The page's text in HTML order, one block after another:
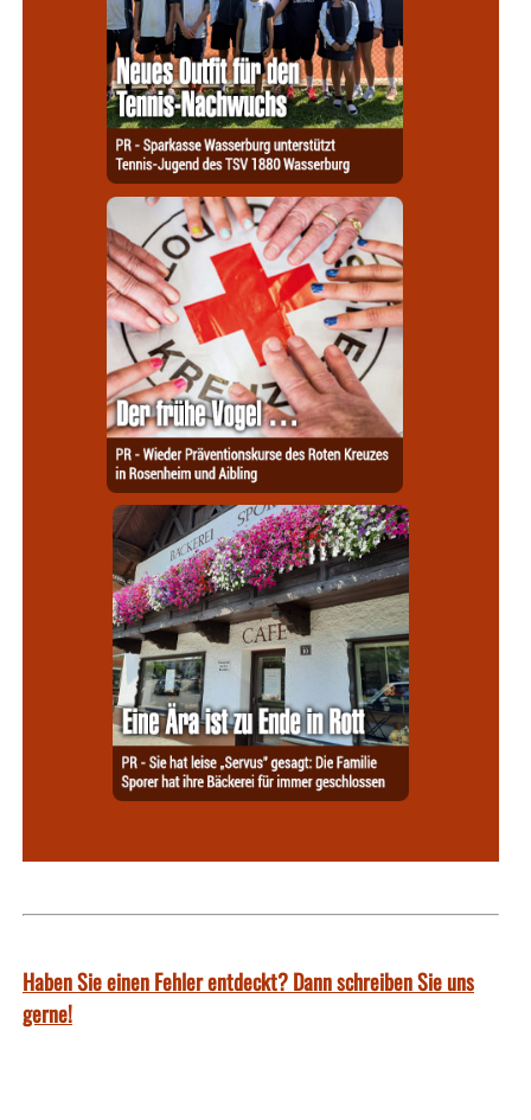
Haben Sie einen Fehler entdeckt? Dann schreiben Sie uns
gerne!